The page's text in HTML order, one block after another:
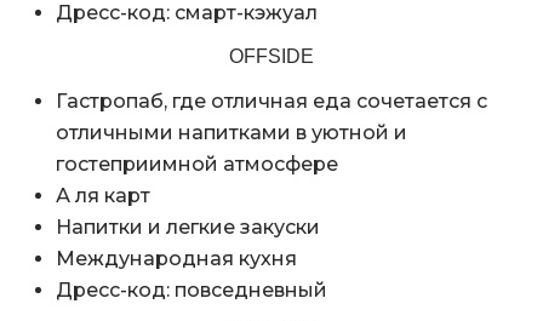
Дресс-код: смарт-кэжуал
OFFSIDE
Гастропаб, где отличная еда сочетается с
отличными напитками в уютной и
гостеприимной атмосфере
А ля карт
Напитки и легкие закуски
Международная кухня
Дресс-код: повседневный